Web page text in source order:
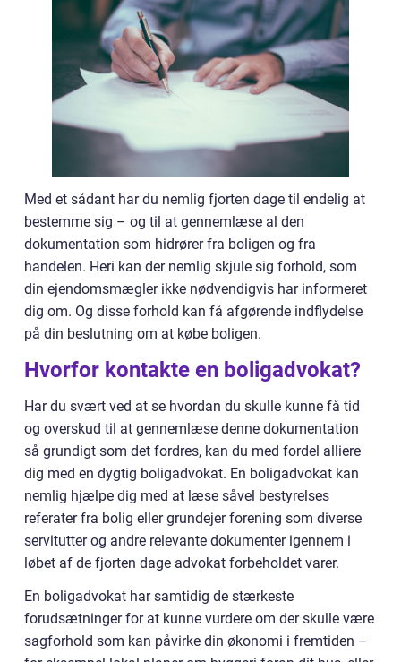
Med et sådant har du nemlig fjorten dage til endelig at
bestemme sig – og til at gennemlæse al den
dokumentation som hidrører fra boligen og fra
handelen. Heri kan der nemlig skjule sig forhold, som
din ejendomsmægler ikke nødvendigvis har informeret
dig om. Og disse forhold kan få afgørende indflydelse
på din beslutning om at købe boligen.
Hvorfor kontakte en boligadvokat?
Har du svært ved at se hvordan du skulle kunne få tid
og overskud til at gennemlæse denne dokumentation
så grundigt som det fordres, kan du med fordel alliere
dig med en dygtig boligadvokat. En boligadvokat kan
nemlig hjælpe dig med at læse såvel bestyrelses
referater fra bolig eller grundejer forening som diverse
servitutter og andre relevante dokumenter igennem i
løbet af de fjorten dage advokat forbeholdet varer.
En boligadvokat har samtidig de stærkeste
forudsætninger for at kunne vurdere om der skulle være
sagforhold som kan påvirke din økonomi i fremtiden –